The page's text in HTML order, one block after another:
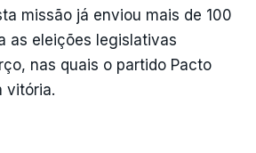
missão já enviou mais de 100
as eleições legislativas
nas quais o partido Pacto
vitória.